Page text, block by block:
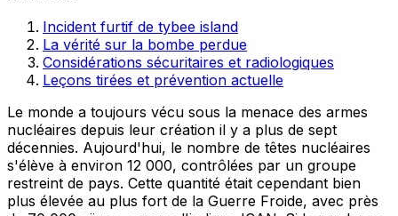
Incident furtif de tybee island
La vérité sur la bombe perdue
Considérations sécuritaires et radiologiques
Leçons tirées et prévention actuelle
Le monde a toujours vécu sous la menace des armes
nucléaires depuis leur création il y a plus de sept
décennies. Aujourd'hui, le nombre de têtes nucléaires
s'élève à environ 12 000, contrôlées par un groupe
restreint de pays. Cette quantité était cependant bien
plus élevée au plus fort de la Guerre Froide, avec près